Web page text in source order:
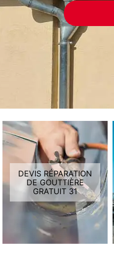
DEVIS RÉPARATION
DE GOUTTIÈRE
GRATUIT 31